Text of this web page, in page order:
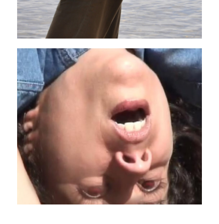
La Tendresse du ventre de la baleine
13 - 15 novembre 2025
PAVILLON ADC